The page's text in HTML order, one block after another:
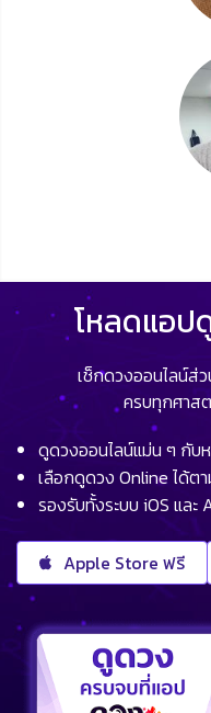
โหลดแอป
เช็กดวงออนไลน์ส่
ครบทุกศาส
ดูดวงออนไลน์แม่น ๆ กับ
เลือกดูดวง Online ได้ต
รองรับทั้งระบบ iOS และ
Apple Store ฟรี